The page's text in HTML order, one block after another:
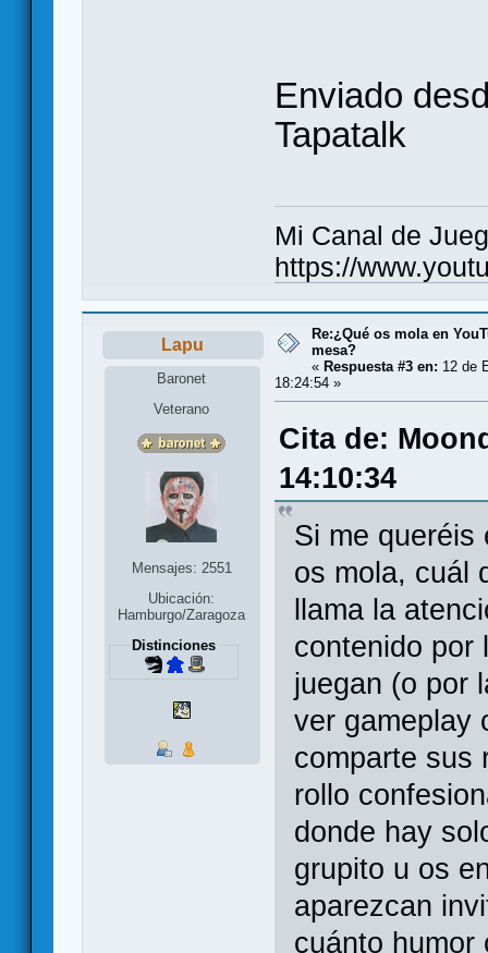
Enviado
Tapatalk
Mi Canal de
https://
Lapu
Baronet
Veterano
Mensajes: 2551
Ubicación:
Hamburgo/Zaragoza
Distinciones
Re:¿Qué os mola en
mesa?
« Respuesta #3 en: 12 de
18:24:54 »
Cita de:
14:10:34
Si me queréis
os mola, cuál
llama la
contenido por
juegan (o por
ver gameplay
comparte sus
rollo
donde hay
grupito u os
aparezcan
cuánto humor